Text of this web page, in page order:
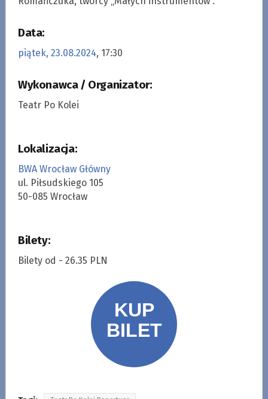
Data:
piątek, 23.08.2024, 17:30
Wykonawca / Organizator:
Teatr Po Kolei
Lokalizacja:
BWA Wrocław Główny
ul. Piłsudskiego 105
50-085 Wrocław
Bilety:
Bilety od - 26.35 PLN